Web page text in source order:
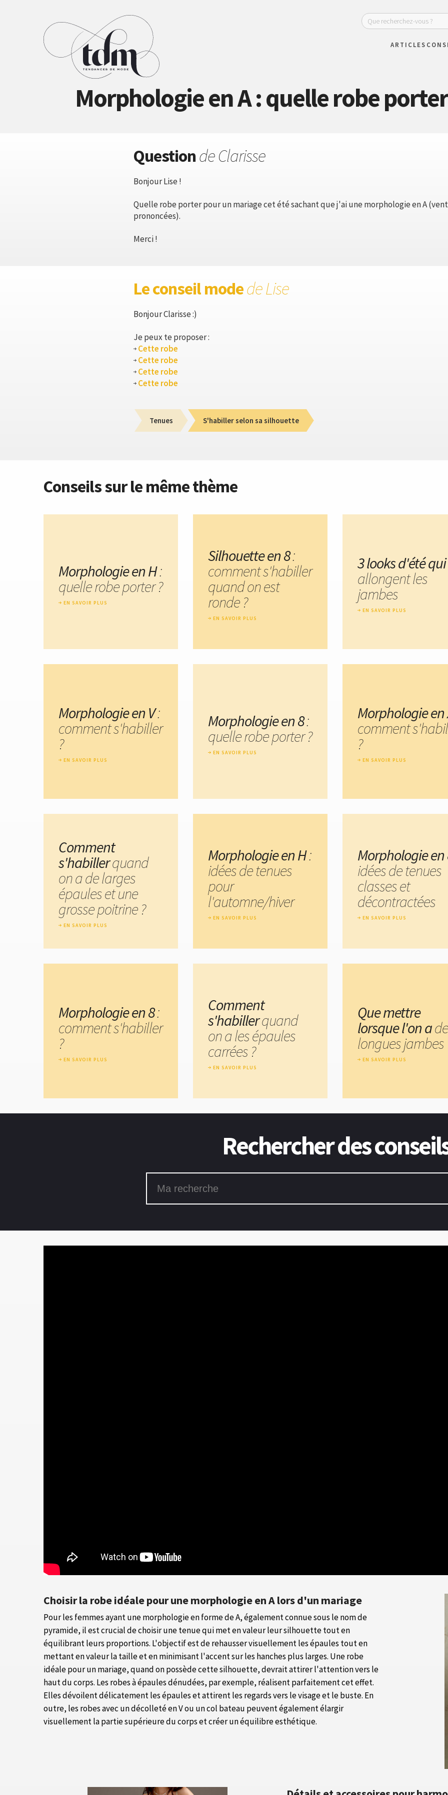
ARTICLES
Morphologie en A : quelle robe
Questionde Clarisse
Bonjour Lise !
Quelle robe porter pour un mariage cet été sachant que j'ai une morphologie en A
prononcées).
Merci !
Le conseil modede Lise
Bonjour Clarisse :)
Je peux te proposer :
Cette robe
Cette robe
Cette robe
Cette robe
Tenues S'habiller selon sa silhouette
Choisir la robe idéale pour une morphologie en A lors d'un mariage
Pour les femmes ayant une morphologie en forme de A, également connue sous le nom de
pyramide, il est crucial de choisir une tenue qui met en valeur leur silhouette tout en
équilibrant leurs proportions. L'objectif est de rehausser visuellement les épaules tout en
mettant en valeur la taille et en minimisant l'accent sur les hanches plus larges. Une robe
idéale pour un mariage, quand on possède cette silhouette, devrait attirer l'attention vers le
haut du corps. Les robes à épaules dénudées, par exemple, réalisent parfaitement cet effet.
Elles dévoilent délicatement les épaules et attirent les regards vers le visage et le buste. En
outre, les robes avec un décolleté en V ou un col bateau peuvent également élargir
visuellement la partie supérieure du corps et créer un équilibre esthétique.
Conseils sur le même thème
Morphologie en H:
quelle robe porter ?
EN SAVOIR PLUS
Silhouette en 8:
comment s'habiller
quand on est
ronde ?
EN SAVOIR PLUS
3 looks d'été qui
allongent les
jambes
EN SAVOIR PLUS
Morphologie en V:
comment s'habiller
?
EN SAVOIR PLUS
Morphologie en 8:
quelle robe porter ?
EN SAVOIR PLUS
Morphologie en
comment
?
EN SAVOIR PLUS
Comment
s'habillerquand
on a de larges
épaules et une
grosse poitrine ?
EN SAVOIR PLUS
Morphologie en H:
idées de tenues
pour
l'automne/hiver
EN SAVOIR PLUS
Morphologie en
idées de tenues
classes et
décontractées
EN SAVOIR PLUS
Morphologie en 8:
comment s'habiller
?
EN SAVOIR PLUS
Comment
s'habillerquand
on a les épaules
carrées ?
EN SAVOIR PLUS
Que mettre
lorsque l'on ade
longues jambes
EN SAVOIR PLUS
Rechercher des